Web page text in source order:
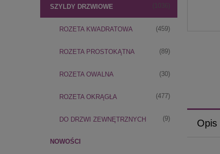
SZYLDY DRZWIOWE (1036)
ROZETA KWADRATOWA (459)
ROZETA PROSTOKĄTNA (89)
ROZETA OWALNA (30)
ROZETA OKRĄGŁA (477)
DO DRZWI ZEWNĘTRZNYCH (9)
NOWOŚCI
Opis